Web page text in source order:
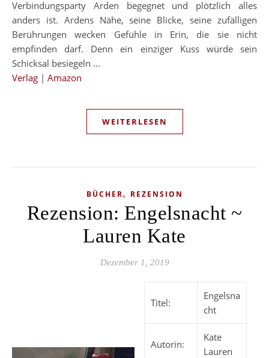
Verbindungsparty Arden begegnet und plötzlich alles
anders ist. Ardens Nähe, seine Blicke, seine zufälligen
Berührungen wecken Gefühle in Erin, die sie nicht
empfinden darf. Denn ein einziger Kuss würde sein
Schicksal besiegeln …
Verlag | Amazon
WEITERLESEN
BÜCHER, REZENSION
Rezension: Engelsnacht ~
Lauren Kate
Dezember 1, 2019
Titel:
Engelsna
cht
Autorin:
Kate
Lauren